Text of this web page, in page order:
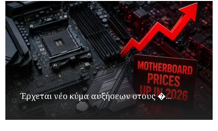
Έρχεται νέο κύμα αυξήσεων στους �...